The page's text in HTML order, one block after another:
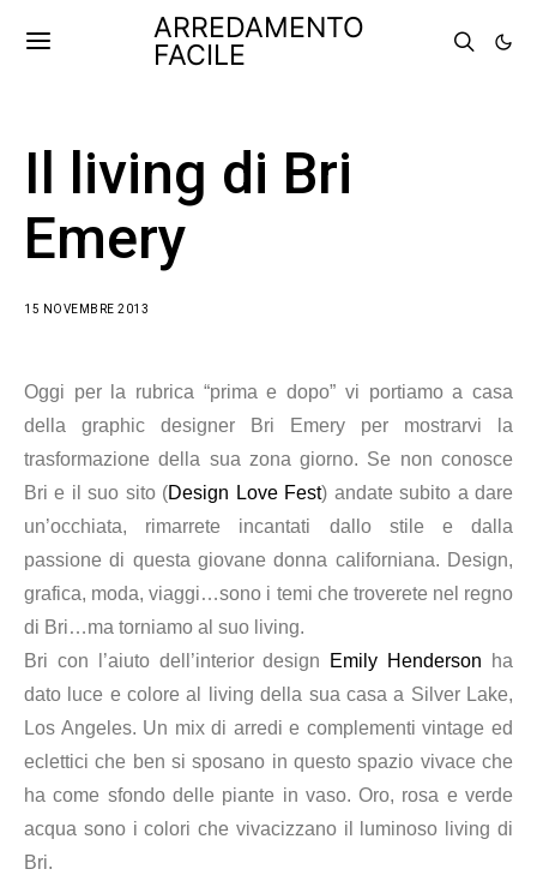
ARREDAMENTO
FACILE
Il living di Bri
Emery
15 NOVEMBRE 2013
Oggi per la rubrica “prima e dopo” vi portiamo a casa
della graphic designer Bri Emery per mostrarvi la
trasformazione della sua zona giorno. Se non conosce
Bri e il suo sito (Design Love Fest) andate subito a dare
un’occhiata, rimarrete incantati dallo stile e dalla
passione di questa giovane donna californiana. Design,
grafica, moda, viaggi…sono i temi che troverete nel regno
di Bri…ma torniamo al suo living.
Bri con l’aiuto dell’interior design
Emily Henderson ha
dato luce e colore al living della sua casa a Silver Lake,
Los Angeles. Un mix di arredi e complementi vintage ed
eclettici che ben si sposano in questo spazio vivace che
ha come sfondo delle piante in vaso. Oro, rosa e verde
acqua sono i colori che vivacizzano il luminoso living di
Bri.